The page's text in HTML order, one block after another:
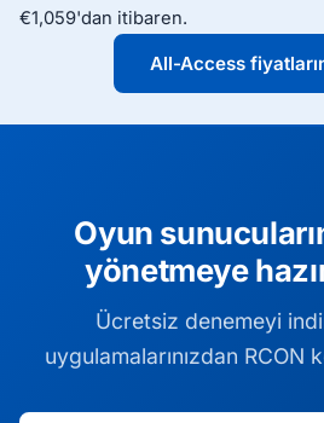
€1,059'dan itibaren.
All-Access
Oyun
yönetmeye hazır
Ücretsiz denemeyi
uygulamalarınızdan RCON